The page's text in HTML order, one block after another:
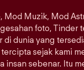
Mod Muzik, Mod
foto, Tinder
dunia yang
sejak kami
insan sebenar. Itu